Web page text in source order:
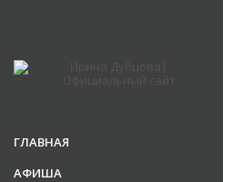
ГЛАВНАЯ
АФИША